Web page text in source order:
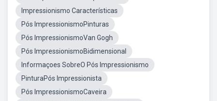
Impressionismo Características
Pós ImpressionismoPinturas
Pós ImpressionismoVan Gogh
Pós ImpressionismoBidimensional
Informaçoes SobreO Pós Impressionismo
PinturaPós Impressionista
Pós ImpressionismoCaveira